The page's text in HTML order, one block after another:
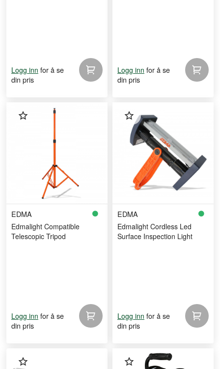
Logg inn for å se
din pris
Logg inn for å se
din pris
EDMA
Edmalight Compatible
Telescopic Tripod
Logg inn for å se
din pris
EDMA
Edmalight Cordless Led
Surface Inspection Light
Logg inn for å se
din pris